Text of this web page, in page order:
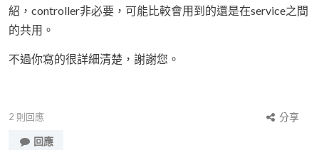
紹，controller非必要，可能比較會用到的還是在service之間
的共用。
不過你寫的很詳細清楚，謝謝您。
2 則回應
分享
回應